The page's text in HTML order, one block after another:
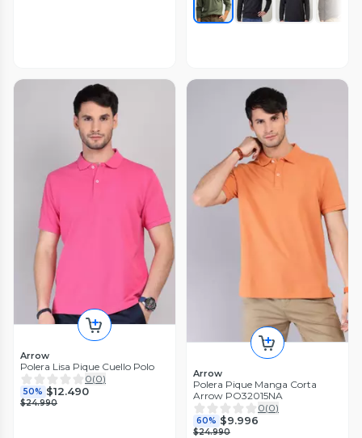
Arrow
Polera Lisa Pique Cuello Polo
0(0)
50% $12.490
$24.990
Arrow
Polera Pique Manga Corta
Arrow PO32015NA
0(0)
60% $9.996
$24.990